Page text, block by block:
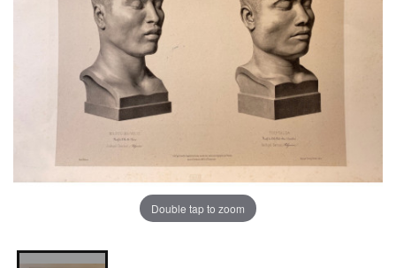
Double tap to zoom